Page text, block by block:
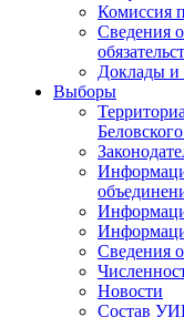
Комиссия
Сведения
Доклады и
Выборы
Сведения
Новости
Состав